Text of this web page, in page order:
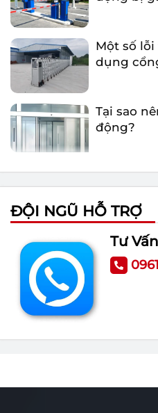
dụng
Nguyên
động bị
ĐỘI NGŨ HỖ TRỢ
Tư Vấn